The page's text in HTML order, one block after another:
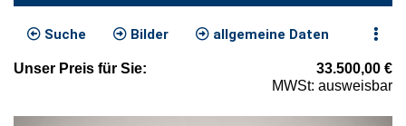
Suche Bilder allgemeine Daten
Unser Preis für Sie: 33.500,00 €
MWSt: ausweisbar